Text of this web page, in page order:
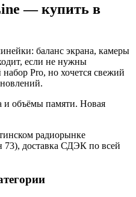
— купить в
баланс экрана, камеры
если не нужны
Pro, но хочется свежий
и объёмы памяти. Новая
радиорынке
73), доставка СДЭК по всей